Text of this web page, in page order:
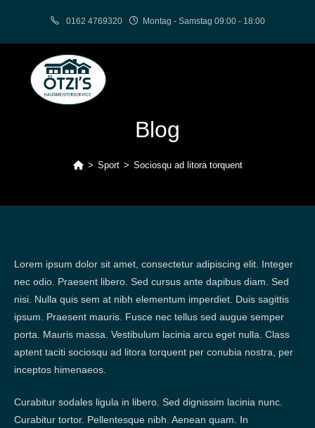
springen
0162 4769320 Montag - Samstag 09:00 - 18:00
Blog
> Sport > Sociosqu ad litora torquent
Lorem ipsum dolor sit amet, consectetur adipiscing elit. Integer
nec odio. Praesent libero. Sed cursus ante dapibus diam. Sed
nisi. Nulla quis sem at nibh elementum imperdiet. Duis sagittis
ipsum. Praesent mauris. Fusce nec tellus sed augue semper
porta. Mauris massa. Vestibulum lacinia arcu eget nulla. Class
aptent taciti sociosqu ad litora torquent per conubia nostra, per
inceptos himenaeos.
Curabitur sodales ligula in libero. Sed dignissim lacinia nunc.
Curabitur tortor. Pellentesque nibh. Aenean quam. In